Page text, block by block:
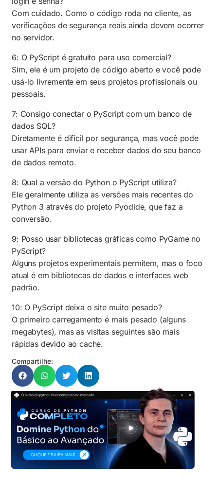
Com cuidado. Como o código roda no cliente, as
verificações de segurança reais ainda devem ocorrer
no servidor.
6: O PyScript é gratuito para uso comercial?
Sim, ele é um projeto de código aberto e você pode
usá-lo livremente em seus projetos profissionais ou
pessoais.
7: Consigo conectar o PyScript com um banco de
dados SQL?
Diretamente é difícil por segurança, mas você pode
usar APIs para enviar e receber dados do seu banco
de dados remoto.
8: Qual a versão do Python o PyScript utiliza?
Ele geralmente utiliza as versões mais recentes do
Python 3 através do projeto Pyodide, que faz a
conversão.
9: Posso usar bibliotecas gráficas como PyGame no
PyScript?
Alguns projetos experimentais permitem, mas o foco
atual é em bibliotecas de dados e interfaces web
padrão.
10: O PyScript deixa o site muito pesado?
O primeiro carregamento é mais pesado (alguns
megabytes), mas as visitas seguintes são mais
rápidas devido ao cache.
Compartilhe: